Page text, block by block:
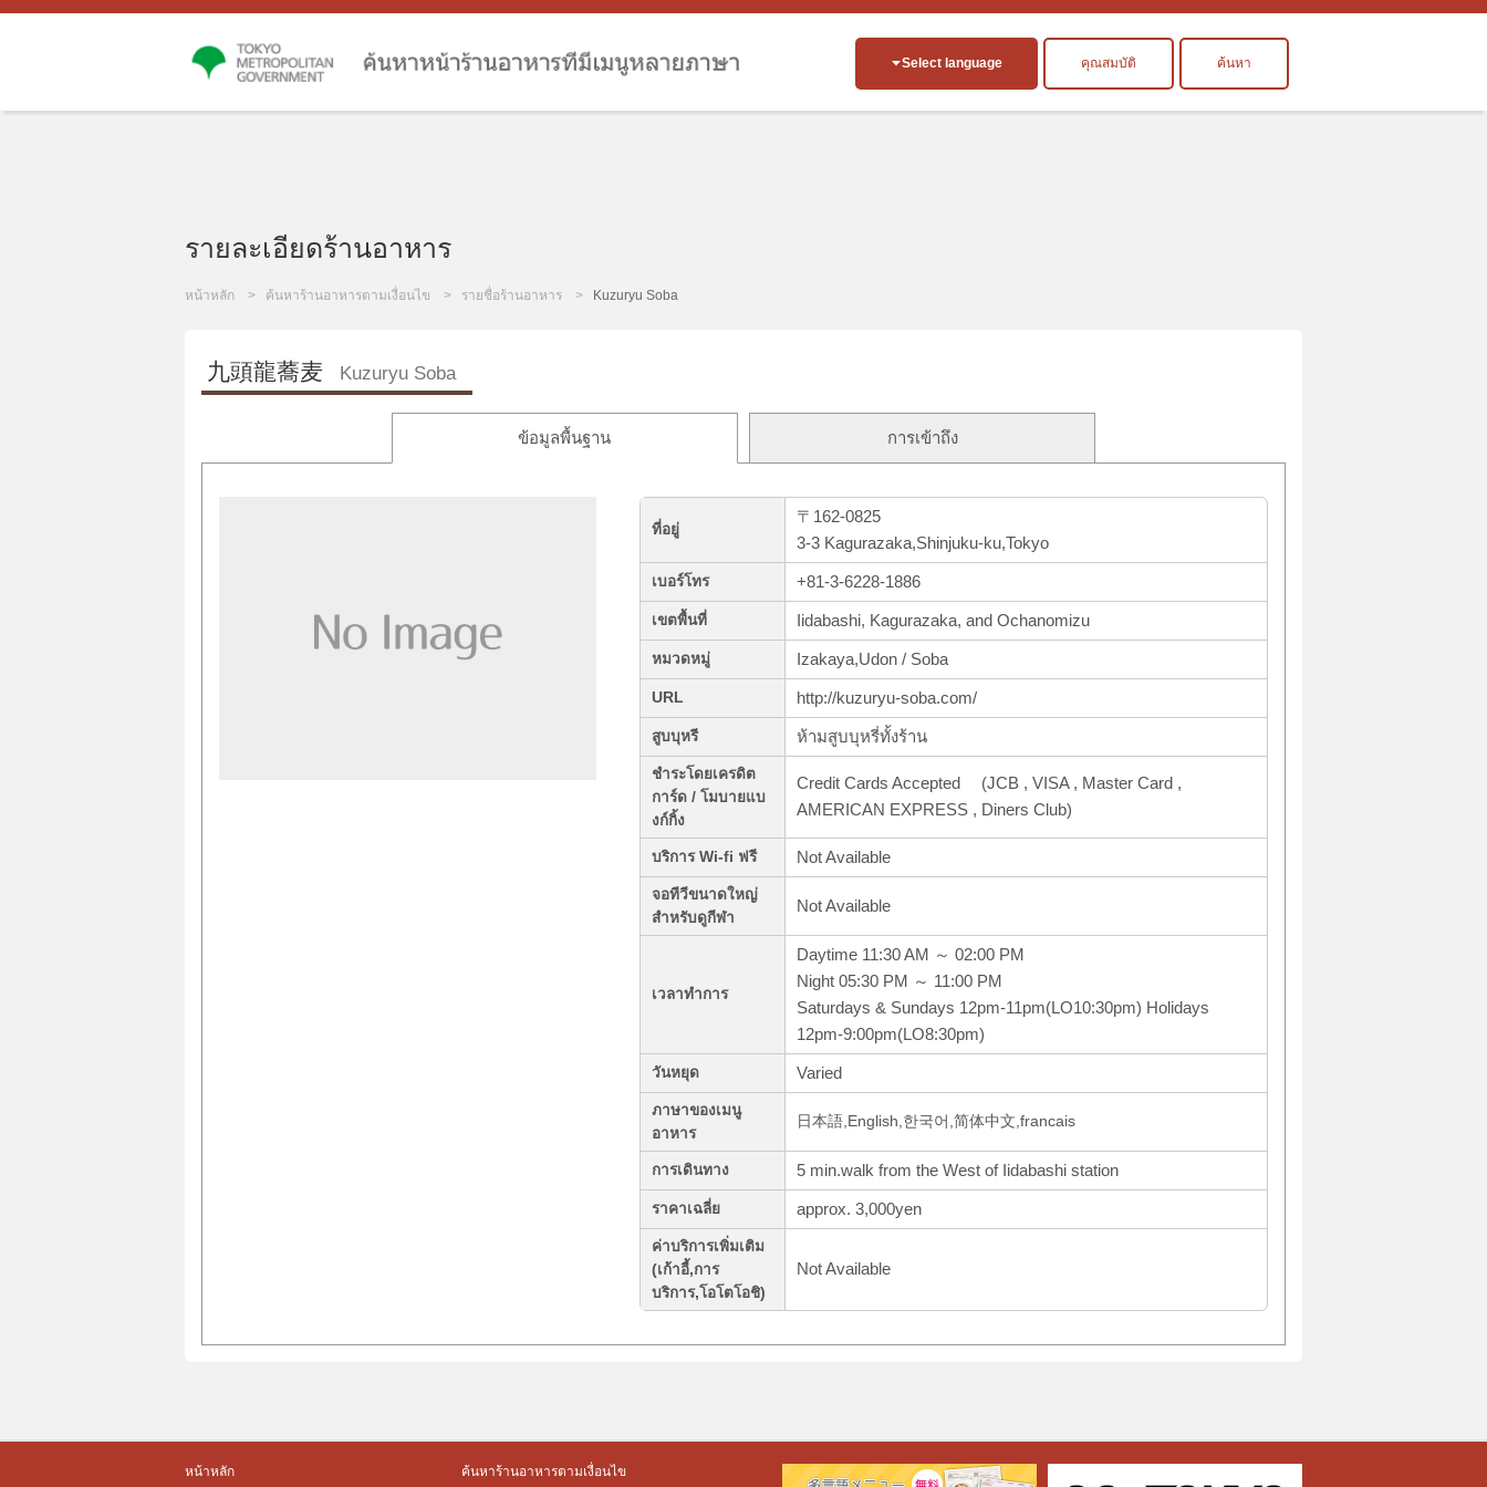
Select language คุณสมบัติ ค้นหา
รายละเอียดร้านอาหาร
หน้าหลัก ค้นหาร้านอาหารตามเงื่อนไข รายชื่อร้านอาหาร Kuzuryu Soba
九頭龍蕎麦 Kuzuryu Soba
ข้อมูลพื้นฐาน การเข้าถึง
ที่อยู่
〒162-0825
3-3 Kagurazaka,Shinjuku-ku,Tokyo
เบอร์โทร +81-3-6228-1886
เขตพื้นที่ Iidabashi, Kagurazaka, and Ochanomizu
หมวดหมู่ Izakaya,Udon / Soba
URL http://kuzuryu-soba.com/
สูบบุหรี ห้ามสูบบุหรี่ทั้งร้าน
ชำระโดยเครดิต
การ์ด / โมบายแบ
งก์กิ้ง
Credit Cards Accepted (JCB , VISA , Master Card ,
AMERICAN EXPRESS , Diners Club)
บริการ Wi-fi ฟรี Not Available
จอทีวีขนาดใหญ่
สำหรับดูกีฬา
Not Available
เวลาทำการ
Daytime 11:30 AM ～ 02:00 PM
Night 05:30 PM ～ 11:00 PM
Saturdays & Sundays 12pm-11pm(LO10:30pm) Holidays
12pm-9:00pm(LO8:30pm)
วันหยุด Varied
ภาษาของเมนู
อาหาร
日本語,English,한국어,简体中文,francais
การเดินทาง 5 min.walk from the West of Iidabashi station
ราคาเฉลี่ย approx. 3,000yen
ค่าบริการเพิ่มเติม
(เก้าอี้,การ
บริการ,โอโตโอชิ)
Not Available
หน้าหลัก ค้นหาร้านอาหารตามเงื่อนไข